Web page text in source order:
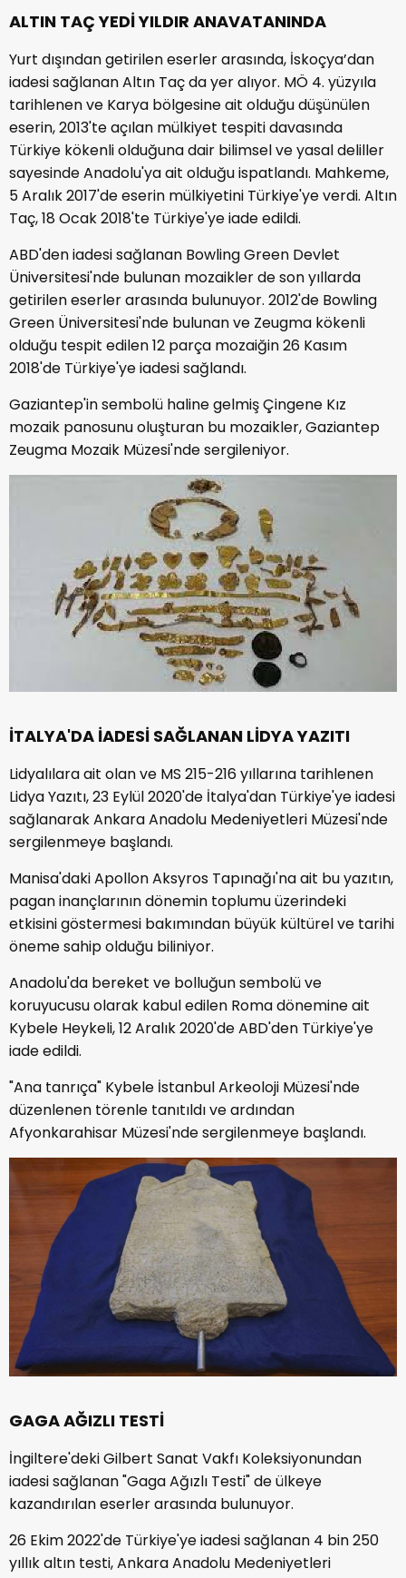
ALTIN TAÇ YEDİ YILDIR ANAVATANINDA
Yurt dışından getirilen eserler arasında, İskoçya’dan
iadesi sağlanan Altın Taç da yer alıyor. MÖ 4. yüzyıla
tarihlenen ve Karya bölgesine ait olduğu düşünülen
eserin, 2013'te açılan mülkiyet tespiti davasında
Türkiye kökenli olduğuna dair bilimsel ve yasal deliller
sayesinde Anadolu'ya ait olduğu ispatlandı. Mahkeme,
5 Aralık 2017'de eserin mülkiyetini Türkiye'ye verdi. Altın
Taç, 18 Ocak 2018'te Türkiye'ye iade edildi.
ABD'den iadesi sağlanan Bowling Green Devlet
Üniversitesi'nde bulunan mozaikler de son yıllarda
getirilen eserler arasında bulunuyor. 2012'de Bowling
Green Üniversitesi'nde bulunan ve Zeugma kökenli
olduğu tespit edilen 12 parça mozaiğin 26 Kasım
2018'de Türkiye'ye iadesi sağlandı.
Gaziantep'in sembolü haline gelmiş Çingene Kız
mozaik panosunu oluşturan bu mozaikler, Gaziantep
Zeugma Mozaik Müzesi'nde sergileniyor.
İTALYA'DA İADESİ SAĞLANAN LİDYA YAZITI
Lidyalılara ait olan ve MS 215-216 yıllarına tarihlenen
Lidya Yazıtı, 23 Eylül 2020'de İtalya'dan Türkiye'ye iadesi
sağlanarak Ankara Anadolu Medeniyetleri Müzesi'nde
sergilenmeye başlandı.
Manisa'daki Apollon Aksyros Tapınağı'na ait bu yazıtın,
pagan inançlarının dönemin toplumu üzerindeki
etkisini göstermesi bakımından büyük kültürel ve tarihi
öneme sahip olduğu biliniyor.
Anadolu'da bereket ve bolluğun sembolü ve
koruyucusu olarak kabul edilen Roma dönemine ait
Kybele Heykeli, 12 Aralık 2020'de ABD'den Türkiye'ye
iade edildi.
"Ana tanrıça" Kybele İstanbul Arkeoloji Müzesi'nde
düzenlenen törenle tanıtıldı ve ardından
Afyonkarahisar Müzesi'nde sergilenmeye başlandı.
GAGA AĞIZLI TESTİ
İngiltere'deki Gilbert Sanat Vakfı Koleksiyonundan
iadesi sağlanan "Gaga Ağızlı Testi" de ülkeye
kazandırılan eserler arasında bulunuyor.
26 Ekim 2022'de Türkiye'ye iadesi sağlanan 4 bin 250
yıllık altın testi, Ankara Anadolu Medeniyetleri